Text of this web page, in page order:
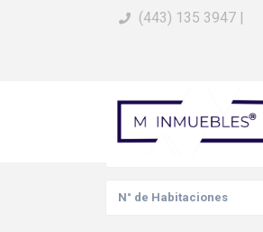
(443) 135 3947 |
Busca Tu Propiedad
N° de Habitaciones